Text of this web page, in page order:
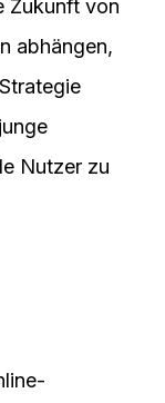
Zukunft von
abhängen,
Nutzer zu